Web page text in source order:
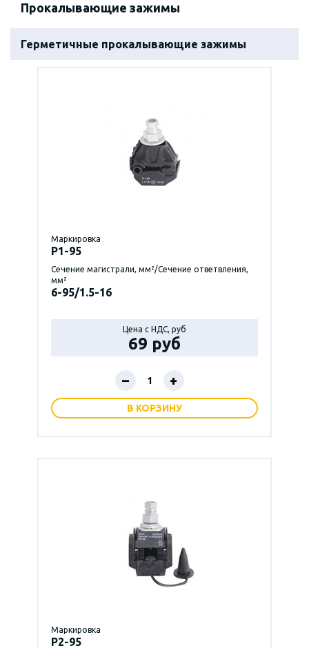
Прокалывающие зажимы
Герметичные прокалывающие зажимы
Маркировка
P1-95
Сечение магистрали, мм²/Сечение ответвления,
мм²
6-95/1.5-16
Цена с НДС, руб
69 руб
– +
В КОРЗИНУ
Маркировка
P2-95